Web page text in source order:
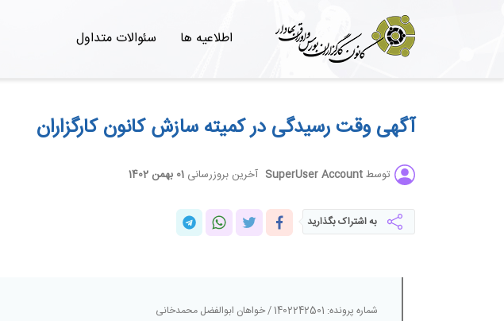
اطلاعیه ها سئوالات متداول
آگهی وقت رسیدگی در کمیته سازش کانون کارگزاران
توسطSuperUser Account آخرین بروزرسانی 01 بهمن 1402
به اشتراک بگذارید
شماره پرونده: 1402242501 / خواهان ابوالفضل محمدخانی